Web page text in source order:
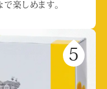
楽しめます。